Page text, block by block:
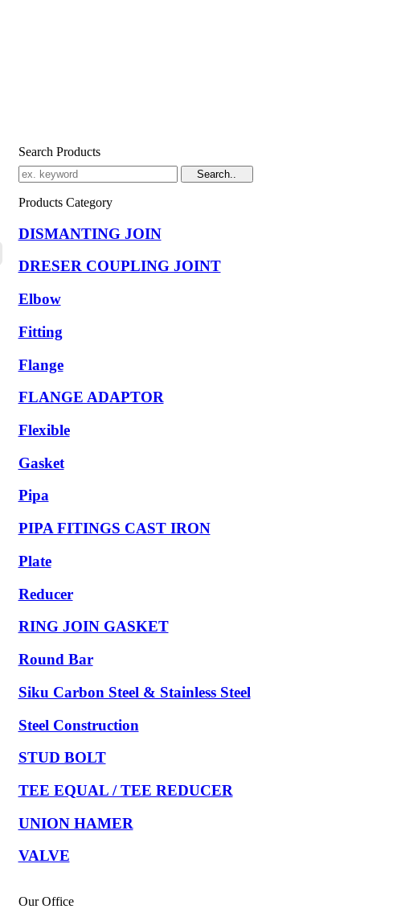
Search Products
Products Category
DISMANTING JOIN
DRESER COUPLING JOINT
Elbow
Fitting
Flange
FLANGE ADAPTOR
Flexible
Gasket
Pipa
PIPA FITINGS CAST IRON
Plate
Reducer
RING JOIN GASKET
Round Bar
Siku Carbon Steel & Stainless Steel
Steel Construction
STUD BOLT
TEE EQUAL / TEE REDUCER
UNION HAMER
VALVE
Our Office